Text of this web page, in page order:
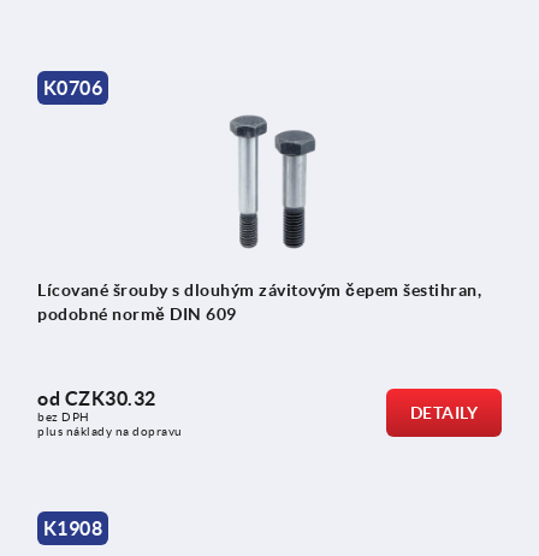
K0706
Lícované šrouby s dlouhým závitovým čepem šestihran,
podobné normě DIN 609
od CZK30.32
bez DPH
plus náklady na dopravu
DETAILY
K1908